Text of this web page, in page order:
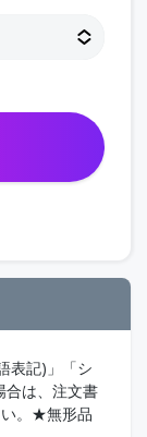
表記)」「シ
合は、注文書
い。★無形品